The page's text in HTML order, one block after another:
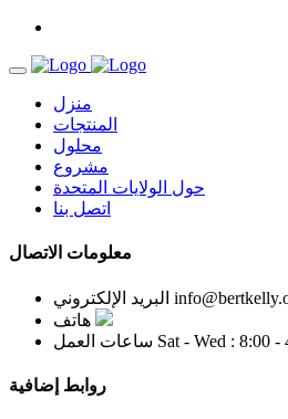
منزل
المنتجات
محلول
مشروع
حول الولايات المتحدة
اتصل بنا
معلومات الاتصال
البريد الإلكتروني
هاتف
ساعات العمل Sat - Wed : 8:00 -
روابط إضافية